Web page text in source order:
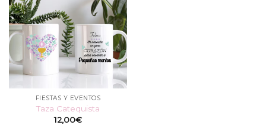
FIESTAS Y EVENTOS
Taza Catequista
12,00€